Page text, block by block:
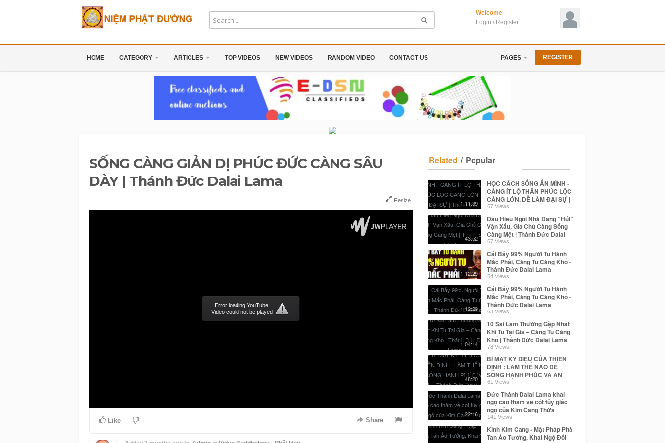
Welcome
Login / Register
HOME CATEGORY ARTICLES TOP VIDEOS NEW VIDEOS RANDOM VIDEO CONTACT US PAGES REGISTER
SỐNG CÀNG GIẢN DỊ PHÚC ĐỨC CÀNG SÂU
DÀY | Thánh Đức Dalai Lama
Resize
Error loading YouTube:
Video could not be played
Like Share
Related / Popular
1:11:39
HỌC CÁCH SỐNG ẨN MÌNH -
CÀNG ÍT LỘ THÂN PHÚC LỘC
CÀNG LỚN, DỄ LÀM ĐẠI SỰ |
Thánh Đức Dalai Lama
67 Views
43:52
Dấu Hiệu Ngôi Nhà Đang “Hút”
Vận Xấu, Gia Chủ Càng Sống
Càng Mệt | Thánh Đức Dalai
Lama
67 Views
1:12:29
Cái Bẫy 99% Người Tu Hành
Mắc Phải, Càng Tu Càng Khổ -
Thánh Đức Dalai Lama
54 Views
1:12:29
Cái Bẫy 99% Người Tu Hành
Mắc Phải, Càng Tu Càng Khổ -
Thánh Đức Dalai Lama
63 Views
1:04:14
10 Sai Lầm Thường Gặp Nhất
Khi Tu Tại Gia – Càng Tu Càng
Khổ | Thánh Đức Dalai Lama
78 Views
48:20
BÍ MẬT KỲ DIỆU CỦA THIỀN
ĐỊNH : LÀM THẾ NÀO ĐỂ
SỐNG HẠNH PHÚC VÀ AN
LÀNH | Thánh Đức Dalai Lama
61 Views
22:16
Đức Thánh Dalai Lama khai
ngộ cao thâm về cốt tủy giác
ngộ của Kim Cang Thừa
141 Views
Kinh Kim Cang - Mật Pháp Phá
Tan Ảo Tưởng, Khai Ngộ Đổi